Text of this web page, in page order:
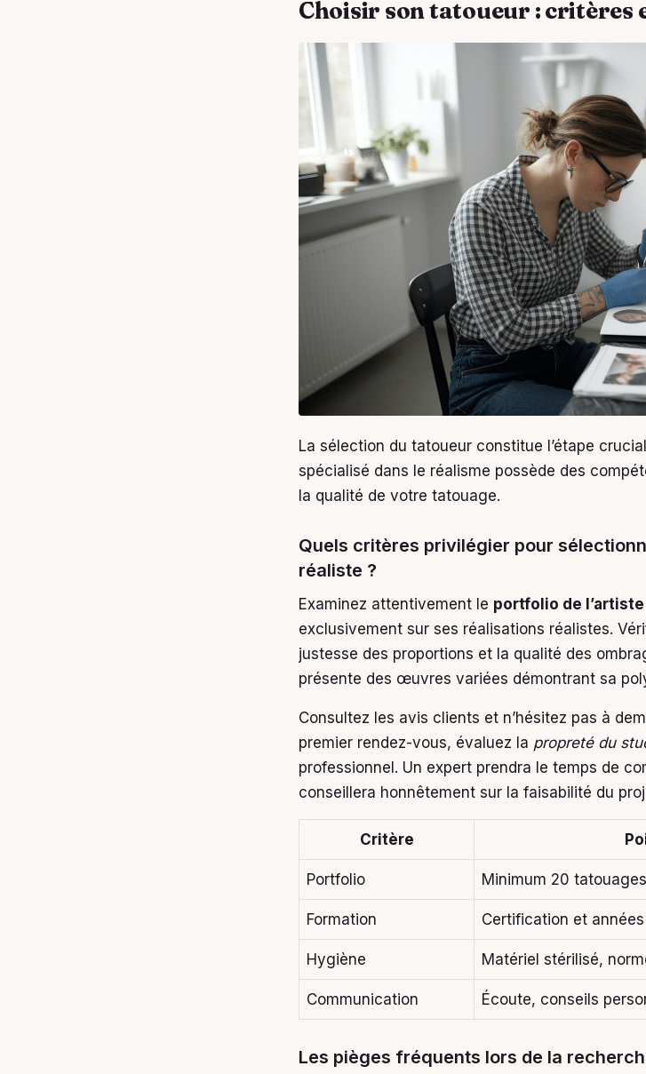
Choisir son tatoueur : critères
La sélection du tatoueur constitue l’étape
spécialisé dans le réalisme possède des
la qualité de votre tatouage.
Quels critères privilégier pour
réaliste ?
Examinez attentivement le portfolio de l’artiste
exclusivement sur ses réalisations réalistes.
justesse des proportions et la qualité des
présente des œuvres variées démontrant sa
Consultez les avis clients et n’hésitez pas à
premier rendez-vous, évaluez la propreté du
professionnel. Un expert prendra le temps de
conseillera honnêtement sur la faisabilité du
Critère
Portfolio Minimum 20
Formation Certification et années
Hygiène Matériel stérilisé,
Communication Écoute, conseils
Les pièges fréquents lors de la